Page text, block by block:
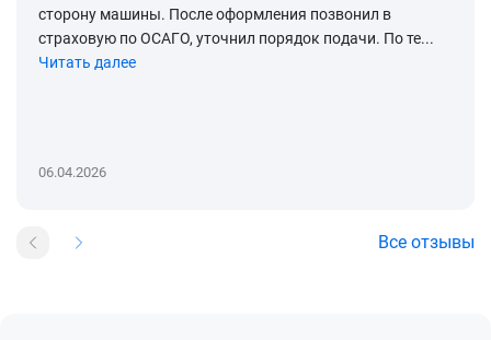
сторону машины. После оформления позвонил в
страховую по ОСАГО, уточнил порядок подачи. По те...
Читать далее
06.04.2026
Все отзывы